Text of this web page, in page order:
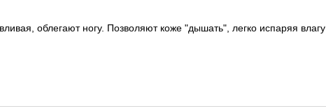
облегают ногу. Позволяют коже "дышать", легко испаряя влагу